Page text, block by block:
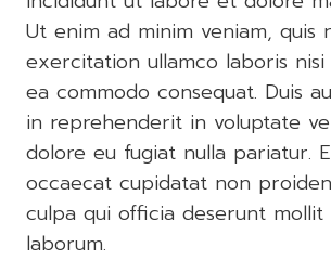
Ut enim ad minim veniam, quis
exercitation ullamco laboris
ea commodo consequat. Duis
in reprehenderit in voluptate
dolore eu fugiat nulla pariatur.
occaecat cupidatat non
culpa qui officia deserunt
laborum.